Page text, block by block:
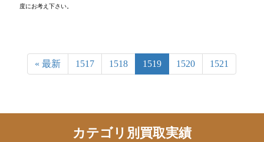
度にお考え下さい。
« 最新 1517 1518 1519 1520 1521
カテゴリ別買取実績